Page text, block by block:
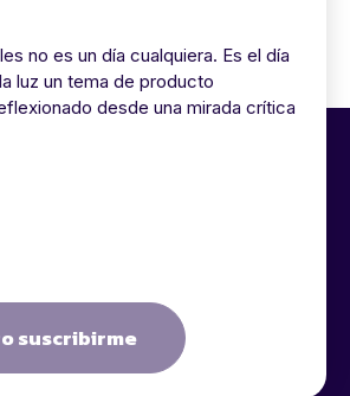
no es un día cualquiera. Es el día
luz un tema de producto
desde una mirada crítica
suscribirme